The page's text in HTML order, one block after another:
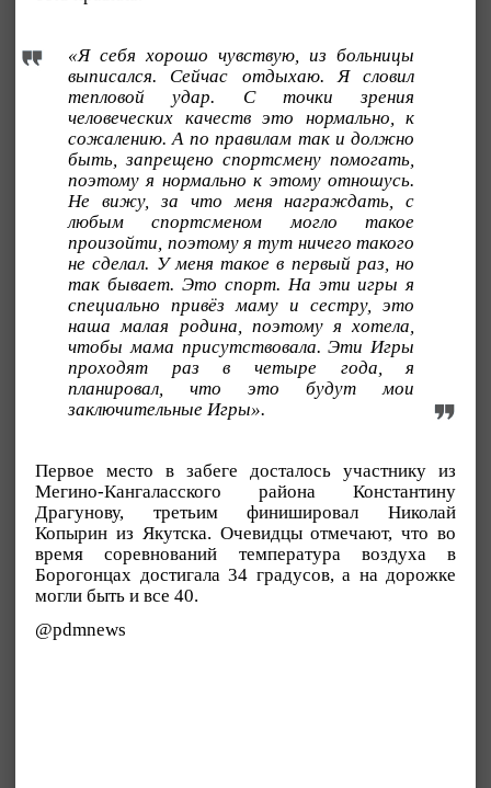
«Я себя хорошо чувствую, из больницы
выписался. Сейчас отдыхаю. Я словил
тепловой удар. С точки зрения
человеческих качеств это нормально, к
сожалению. А по правилам так и должно
быть, запрещено спортсмену помогать,
поэтому я нормально к этому отношусь.
Не вижу, за что меня награждать, с
любым спортсменом могло такое
произойти, поэтому я тут ничего такого
не сделал. У меня такое в первый раз, но
так бывает. Это спорт. На эти игры я
специально привёз маму и сестру, это
наша малая родина, поэтому я хотела,
чтобы мама присутствовала. Эти Игры
проходят раз в четыре года, я
планировал, что это будут мои
заключительные Игры».
Первое место в забеге досталось участнику из
Мегино-Кангаласского района Константину
Драгунову, третьим финишировал Николай
Копырин из Якутска. Очевидцы отмечают, что во
время соревнований температура воздуха в
Борогонцах достигала 34 градусов, а на дорожке
могли быть и все 40.
@pdmnews